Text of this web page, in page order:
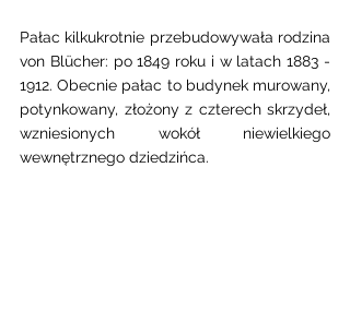
Pałac kilkukrotnie przebudowywała rodzina
von Blücher: po 1849 roku i w latach 1883 -
1912. Obecnie pałac to budynek murowany,
potynkowany, złożony z czterech skrzydeł,
wzniesionych wokół niewielkiego
wewnętrznego dziedzińca.